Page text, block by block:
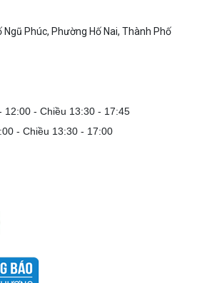
mạnh, tối ưu chi phí, test máy tại chỗ. Khám
phá ngay địa chỉ tư vấn và lắp đặt dàn PC chơi
hợp, đảm bảo hệ thống vận hành ổn định và
nhanh.
hiệu năng tối đa? Xem ngay thứ tự ưu tiên
cấp linh kiện PC chi tiết trong bài viết này!
Ngũ Phúc, Phường Hố Nai, Thành Phố
12:00 - Chiều 13:30 - 17:45
- Chiều 13:30 - 17:00